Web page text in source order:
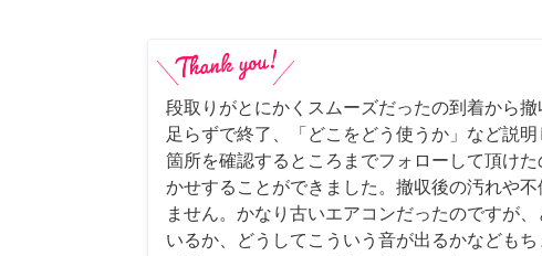
段取りがとにかくスムーズだったの到着から
足らずで終了、「どこをどう使うか」など説明
箇所を確認するところまでフォローして頂けた
かせすることができました。撤収後の汚れや不
ません。かなり古いエアコンだったのですが
いるか、どうしてこういう音が出るかなども